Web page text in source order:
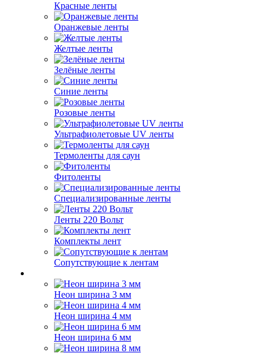
Красные ленты
Оранжевые ленты
Желтые ленты
Зелёные ленты
Синие ленты
Розовые ленты
Ультрафиолетовые UV ленты
Термоленты для саун
Фитоленты
Специализированные ленты
Ленты 220 Вольт
Комплекты лент
Сопутствующие к лентам
Неон ширина 3 мм
Неон ширина 4 мм
Неон ширина 6 мм